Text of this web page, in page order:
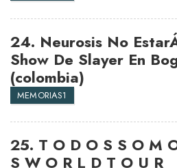
24. Neurosis No
Show De Slayer En
(colombia)
MEMORIAS1
25. T O D O S S O M
S W O R L D T O U R